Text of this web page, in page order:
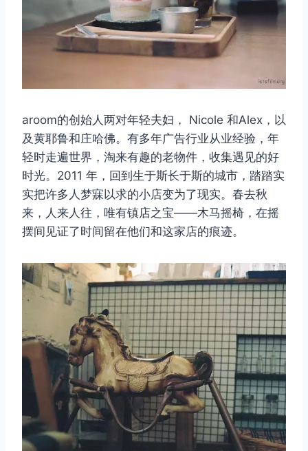
aroom的创始人两对年轻夫妇， Nicole 和Alex，以
及黄耶鲁和庄哈佛。有多年广告行业从业经验，年
轻时走遍世界，淘来有趣的老物件，收集遇见的好
时光。2011 年，回到生于斯长于斯的城市，踏踏实
实把许多人梦寐以求的小店变为了现实。春去秋
来，人来人往，唯有镇店之宝——木马摇椅，在摇
摆间见证了时间留在他们和这家店的痕迹。
取消 搜索